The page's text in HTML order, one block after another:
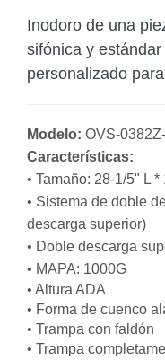
Inodoro de una
sifónica y
personalizado
Modelo: OVS-
Características:
• Tamaño: 28-1/5" L *
• Sistema de doble
descarga superior)
• Doble descarga
• MAPA: 1000G
• Altura ADA
• Forma de cuenco
• Trampa con faldón
• Trampa